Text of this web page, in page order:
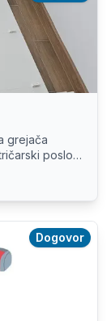
grejača
poslovi
Dogovor